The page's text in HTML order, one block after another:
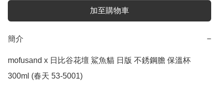
加至購物車
簡介 −
mofusand x 日比谷花壇 鯊魚貓 日版 不銹鋼膽 保溫杯
300ml (春天 53-5001)